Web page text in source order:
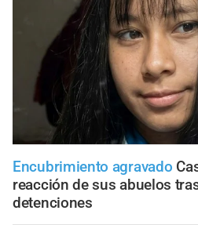
Encubrimiento agravado
reacción de sus abuelos
detenciones